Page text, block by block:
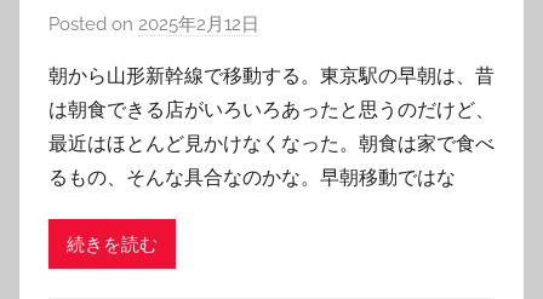
Posted on 2025年2月12日
T
o
m
朝から山形新幹線で移動する。東京駅の早朝は、昔
は朝食できる店がいろいろあったと思うのだけど、
最近はほとんど見かけなくなった。朝食は家で食べ
るもの、そんな具合なのかな。早朝移動ではな
続きを読む